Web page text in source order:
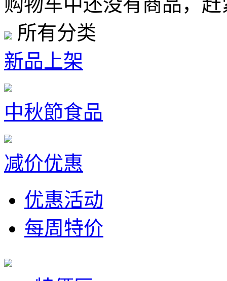
所有分类
新品上架
中秋節食品
减价优惠
优惠活动
每周特价